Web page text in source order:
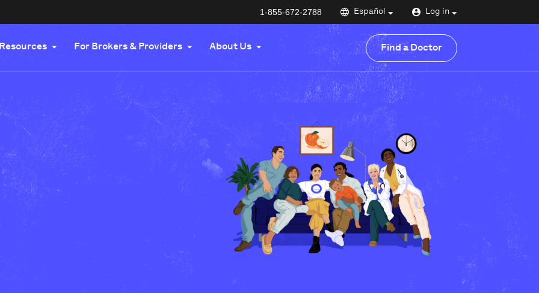
1-855-672-2788 Español Log in
For Brokers & Providers About Us Find a Doctor